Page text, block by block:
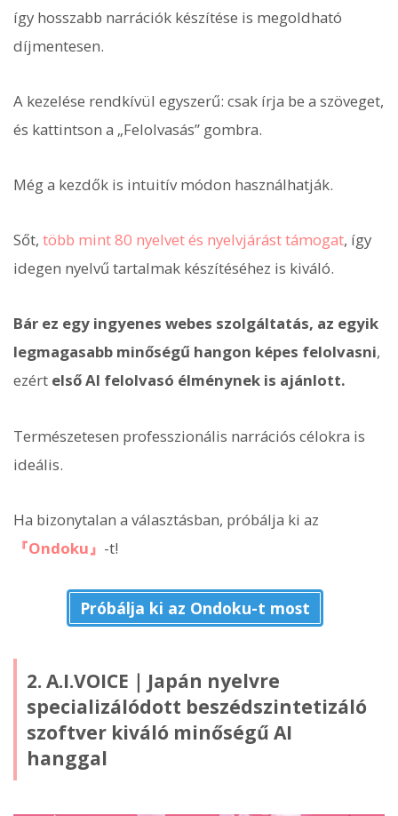
így hosszabb narrációk készítése is megoldható
díjmentesen.
A kezelése rendkívül egyszerű: csak írja be a szöveget,
és kattintson a „Felolvasás” gombra.
Még a kezdők is intuitív módon használhatják.
Sőt, több mint 80 nyelvet és nyelvjárást támogat, így
idegen nyelvű tartalmak készítéséhez is kiváló.
Bár ez egy ingyenes webes szolgáltatás, az egyik
legmagasabb minőségű hangon képes felolvasni,
ezért első AI felolvasó élménynek is ajánlott.
Természetesen professzionális narrációs célokra is
ideális.
Ha bizonytalan a választásban, próbálja ki az
『Ondoku』 -t!
Próbálja ki az Ondoku-t most
2. A.I.VOICE｜Japán nyelvre
specializálódott beszédszintetizáló
szoftver kiváló minőségű AI
hanggal